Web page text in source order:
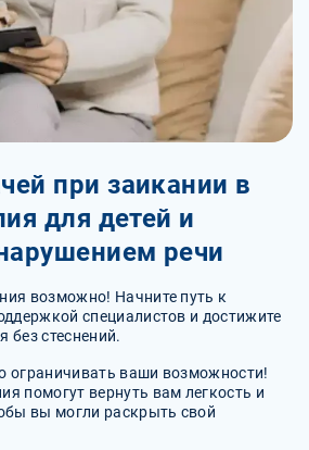
при заикании в
для детей и
речи
возможно! Начните путь к
специалистов и достижите
без стеснений.
ограничивать ваши возможности!
помогут вернуть вам легкость и
вы могли раскрыть свой